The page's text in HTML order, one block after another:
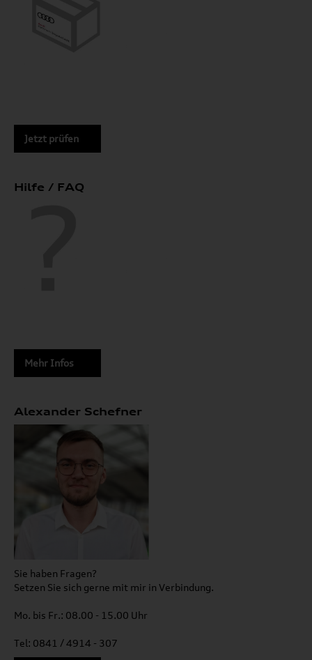
Jetzt prüfen
Hilfe / FAQ
Mehr Infos
Alexander Schefner
Sie haben Fragen?
Setzen Sie sich gerne mit mir in Verbindung.
Mo. bis Fr.: 08.00 - 15.00 Uhr
Tel: 0841 / 4914 - 307